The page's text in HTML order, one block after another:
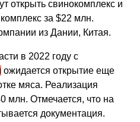
открыть свинокомплекс и
за $22 млн.
из Дании, Китая.
в 2022 году с
ожидается открытие еще
мяса. Реализация
млн. Отмечается, что на
документация.